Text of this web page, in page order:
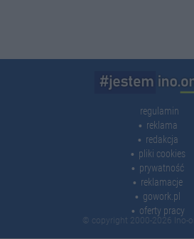
regulamin
reklama
redakcja
pliki cookies
prywatność
reklamacje
gowork.pl
oferty pracy
© copyright 2000-2026 Ino-